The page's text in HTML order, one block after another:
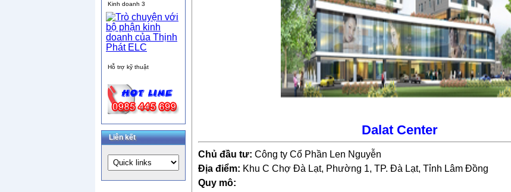
Kinh doanh 3
Hỗ trợ kỹ thuật
Liên kết Dalat Center
Chủ đầu tư: Công ty Cổ Phần Len Nguyễn
Địa điểm: Khu C Chợ Đà Lạt, Phường 1, TP. Đà Lạt, Tỉnh Lâm Đồng
Quy mô: